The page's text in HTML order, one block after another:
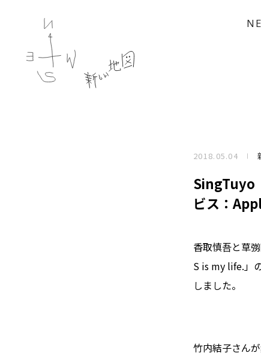
2018.05.04
SingTuyo
ビス：
香取慎吾と草
S is my life.」
しました。
竹内結子さん